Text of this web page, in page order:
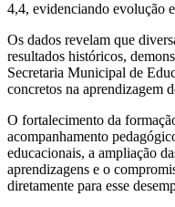
4,4, evidenciando evolução
Os dados revelam que
resultados históricos,
Secretaria Municipal de
concretos na aprendizagem
O fortalecimento da
acompanhamento
educacionais, a ampliação
aprendizagens e o
diretamente para esse